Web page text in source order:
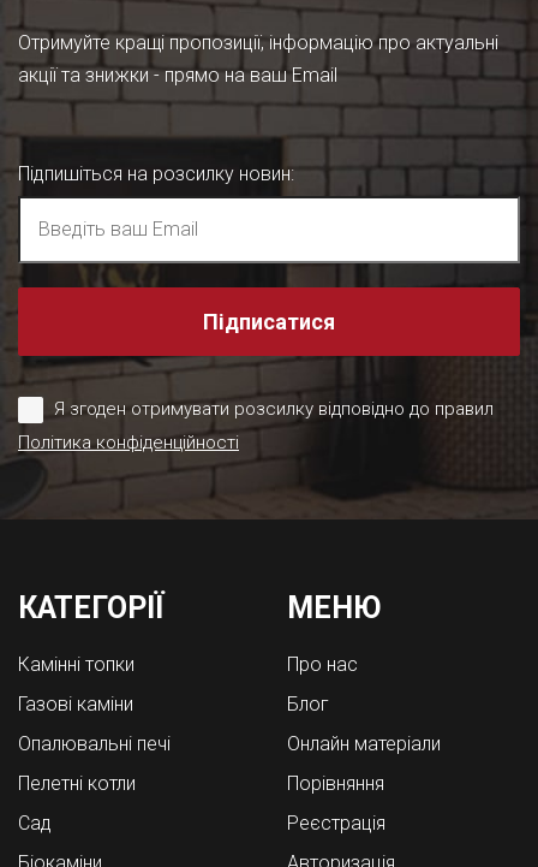
Отримуйте кращі пропозиції, інформацію про актуальні
акції та знижки - прямо на ваш Email
Підпишіться на розсилку новин:
Підписатися
Я згоден отримувати розсилку відповідно до правил
Політика конфіденційності
КАТЕГОРІЇ
Камінні топки
Газові каміни
Опалювальні печі
Пелетні котли
Cад
МЕНЮ
Про нас
Блог
Онлайн матеріали
Порівняння
Реєстрація